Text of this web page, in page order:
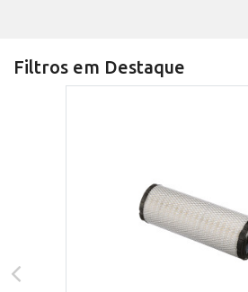
Filtros em Destaque